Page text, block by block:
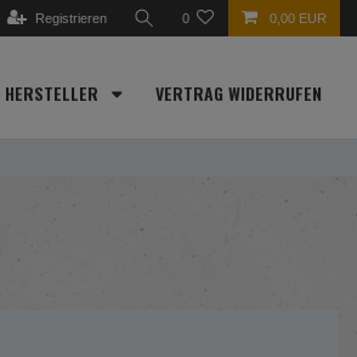
Registrieren 0 0,00 EUR
HERSTELLER VERTRAG WIDERRUFEN